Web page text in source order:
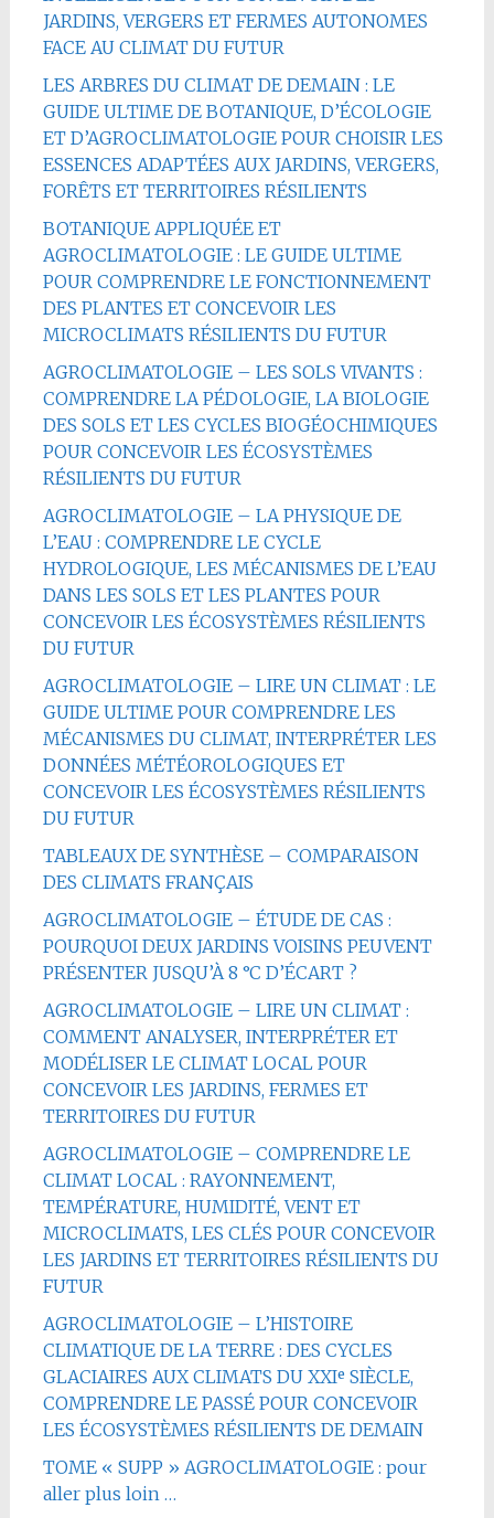
JARDINS, VERGERS ET FERMES AUTONOMES
FACE AU CLIMAT DU FUTUR
LES ARBRES DU CLIMAT DE DEMAIN : LE
GUIDE ULTIME DE BOTANIQUE, D’ÉCOLOGIE
ET D’AGROCLIMATOLOGIE POUR CHOISIR LES
ESSENCES ADAPTÉES AUX JARDINS, VERGERS,
FORÊTS ET TERRITOIRES RÉSILIENTS
BOTANIQUE APPLIQUÉE ET
AGROCLIMATOLOGIE : LE GUIDE ULTIME
POUR COMPRENDRE LE FONCTIONNEMENT
DES PLANTES ET CONCEVOIR LES
MICROCLIMATS RÉSILIENTS DU FUTUR
AGROCLIMATOLOGIE – LES SOLS VIVANTS :
COMPRENDRE LA PÉDOLOGIE, LA BIOLOGIE
DES SOLS ET LES CYCLES BIOGÉOCHIMIQUES
POUR CONCEVOIR LES ÉCOSYSTÈMES
RÉSILIENTS DU FUTUR
AGROCLIMATOLOGIE – LA PHYSIQUE DE
L’EAU : COMPRENDRE LE CYCLE
HYDROLOGIQUE, LES MÉCANISMES DE L’EAU
DANS LES SOLS ET LES PLANTES POUR
CONCEVOIR LES ÉCOSYSTÈMES RÉSILIENTS
DU FUTUR
AGROCLIMATOLOGIE – LIRE UN CLIMAT : LE
GUIDE ULTIME POUR COMPRENDRE LES
MÉCANISMES DU CLIMAT, INTERPRÉTER LES
DONNÉES MÉTÉOROLOGIQUES ET
CONCEVOIR LES ÉCOSYSTÈMES RÉSILIENTS
DU FUTUR
TABLEAUX DE SYNTHÈSE – COMPARAISON
DES CLIMATS FRANÇAIS
AGROCLIMATOLOGIE – ÉTUDE DE CAS :
POURQUOI DEUX JARDINS VOISINS PEUVENT
PRÉSENTER JUSQU’À 8 °C D’ÉCART ?
AGROCLIMATOLOGIE – LIRE UN CLIMAT :
COMMENT ANALYSER, INTERPRÉTER ET
MODÉLISER LE CLIMAT LOCAL POUR
CONCEVOIR LES JARDINS, FERMES ET
TERRITOIRES DU FUTUR
AGROCLIMATOLOGIE – COMPRENDRE LE
CLIMAT LOCAL : RAYONNEMENT,
TEMPÉRATURE, HUMIDITÉ, VENT ET
MICROCLIMATS, LES CLÉS POUR CONCEVOIR
LES JARDINS ET TERRITOIRES RÉSILIENTS DU
FUTUR
AGROCLIMATOLOGIE – L’HISTOIRE
CLIMATIQUE DE LA TERRE : DES CYCLES
GLACIAIRES AUX CLIMATS DU XXIᵉ SIÈCLE,
COMPRENDRE LE PASSÉ POUR CONCEVOIR
LES ÉCOSYSTÈMES RÉSILIENTS DE DEMAIN
TOME « SUPP » AGROCLIMATOLOGIE : pour
aller plus loin …